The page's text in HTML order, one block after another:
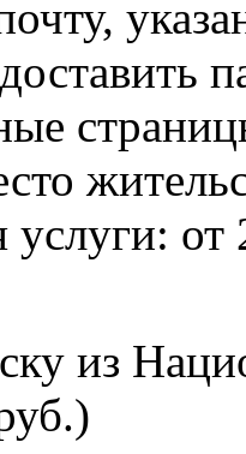
услуги: от
из